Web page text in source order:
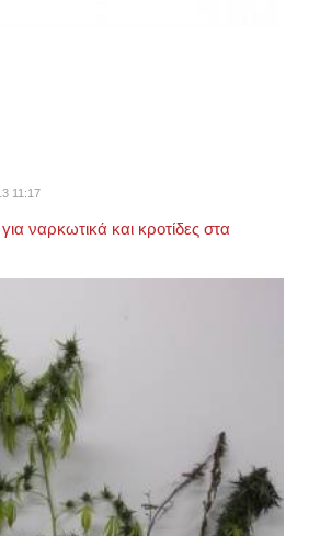
11:17
ναρκωτικά και κροτίδες στα